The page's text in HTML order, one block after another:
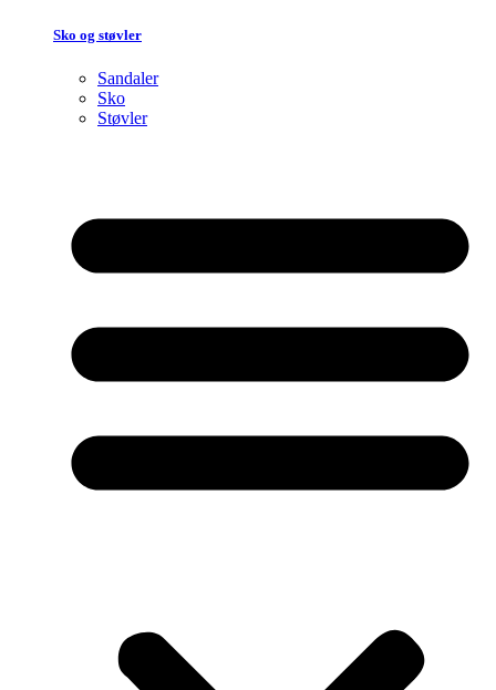
Sko og støvler
Sandaler
Sko
Støvler